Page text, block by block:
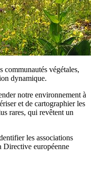
communautés végétales,
dynamique.
notre environnement à
et de cartographier les
rares, qui revêtent un
les associations
Directive européenne